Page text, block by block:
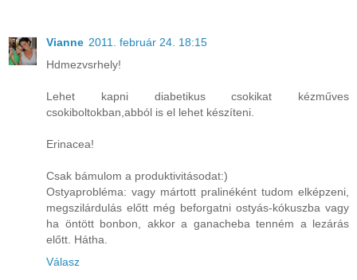
Vianne 2011. február 24. 18:15
Hdmezvsrhely!
Lehet kapni diabetikus csokikat kézműves
csokiboltokban,abból is el lehet készíteni.
Erinacea!
Csak bámulom a produktivitásodat:)
Ostyaprobléma: vagy mártott pralinéként tudom elképzeni,
megszilárdulás előtt még beforgatni ostyás-kókuszba vagy
ha öntött bonbon, akkor a ganacheba tenném a lezárás
előtt. Hátha.
Válasz